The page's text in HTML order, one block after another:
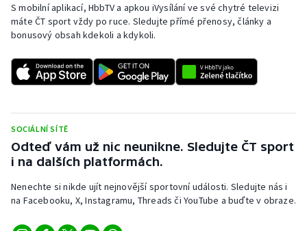
S mobilní aplikací, HbbTV a apkou iVysílání ve své chytré televizi
máte ČT sport vždy po ruce. Sledujte přímé přenosy, články a
bonusový obsah kdekoli a kdykoli.
SOCIÁLNÍ SÍTĚ
Odteď vám už nic neunikne. Sledujte ČT sport
i na dalších platformách.
Nenechte si nikde ujít nejnovější sportovní události. Sledujte nás i
na Facebooku, X, Instagramu, Threads či YouTube a buďte v obraze.